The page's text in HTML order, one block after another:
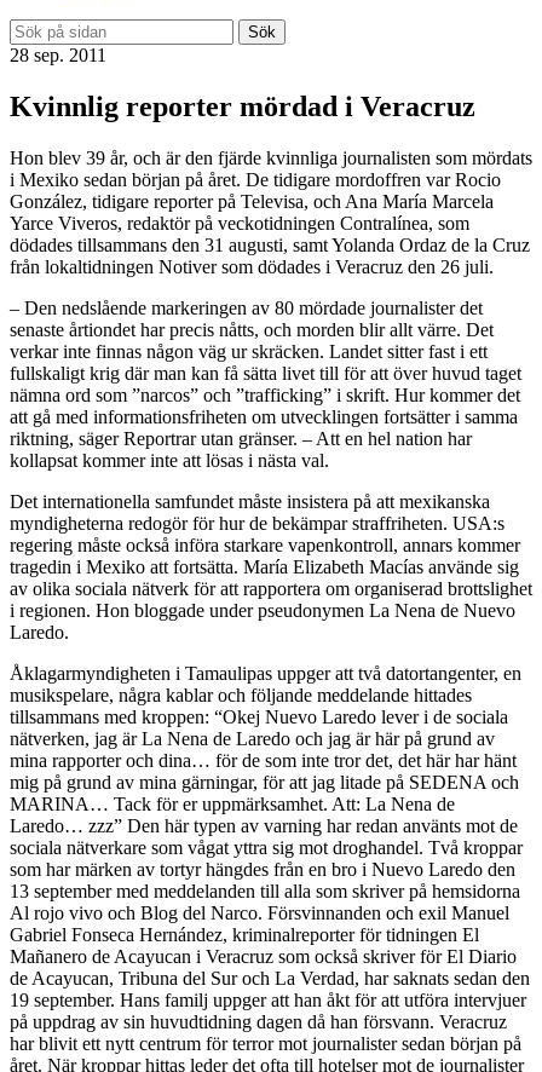
Sök
28 sep. 2011
Kvinnlig reporter mördad i Veracruz
Hon blev 39 år, och är den fjärde kvinnliga journalisten som mördats
i Mexiko sedan början på året. De tidigare mordoffren var Rocio
González, tidigare reporter på Televisa, och Ana María Marcela
Yarce Viveros, redaktör på veckotidningen Contralínea, som
dödades tillsammans den 31 augusti, samt Yolanda Ordaz de la Cruz
från lokaltidningen Notiver som dödades i Veracruz den 26 juli.
– Den nedslående markeringen av 80 mördade journalister det
senaste årtiondet har precis nåtts, och morden blir allt värre. Det
verkar inte finnas någon väg ur skräcken. Landet sitter fast i ett
fullskaligt krig där man kan få sätta livet till för att över huvud taget
nämna ord som ”narcos” och ”trafficking” i skrift. Hur kommer det
att gå med informationsfriheten om utvecklingen fortsätter i samma
riktning, säger Reportrar utan gränser. – Att en hel nation har
kollapsat kommer inte att lösas i nästa val.
Det internationella samfundet måste insistera på att mexikanska
myndigheterna redogör för hur de bekämpar straffriheten. USA:s
regering måste också införa starkare vapenkontroll, annars kommer
tragedin i Mexiko att fortsätta. María Elizabeth Macías använde sig
av olika sociala nätverk för att rapportera om organiserad brottslighet
i regionen. Hon bloggade under pseudonymen La Nena de Nuevo
Laredo.
Åklagarmyndigheten i Tamaulipas uppger att två datortangenter, en
musikspelare, några kablar och följande meddelande hittades
tillsammans med kroppen: “Okej Nuevo Laredo lever i de sociala
nätverken, jag är La Nena de Laredo och jag är här på grund av
mina rapporter och dina… för de som inte tror det, det här har hänt
mig på grund av mina gärningar, för att jag litade på SEDENA och
MARINA… Tack för er uppmärksamhet. Att: La Nena de
Laredo… zzz” Den här typen av varning har redan använts mot de
sociala nätverkare som vågat yttra sig mot droghandel. Två kroppar
som har märken av tortyr hängdes från en bro i Nuevo Laredo den
13 september med meddelanden till alla som skriver på hemsidorna
Al rojo vivo och Blog del Narco. Försvinnanden och exil Manuel
Gabriel Fonseca Hernández, kriminalreporter för tidningen El
Mañanero de Acayucan i Veracruz som också skriver för El Diario
de Acayucan, Tribuna del Sur och La Verdad, har saknats sedan den
19 september. Hans familj uppger att han åkt för att utföra intervjuer
på uppdrag av sin huvudtidning dagen då han försvann. Veracruz
har blivit ett nytt centrum för terror mot journalister sedan början på
året. När kroppar hittas leder det ofta till hotelser mot de journalister